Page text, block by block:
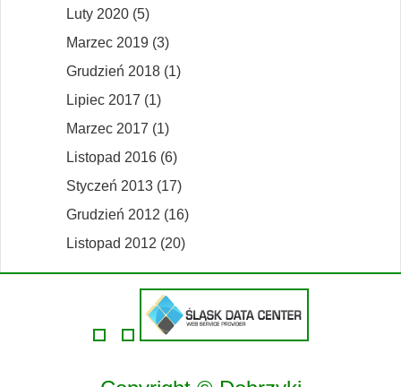
Luty 2020 (5)
Marzec 2019 (3)
Grudzień 2018 (1)
Lipiec 2017 (1)
Marzec 2017 (1)
Listopad 2016 (6)
Styczeń 2013 (17)
Grudzień 2012 (16)
Listopad 2012 (20)